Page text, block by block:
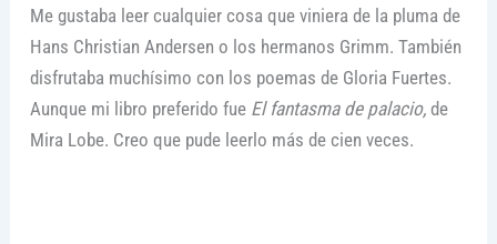
Me gustaba leer cualquier cosa que viniera de la pluma de
Hans Christian Andersen o los hermanos Grimm. También
disfrutaba muchísimo con los poemas de Gloria Fuertes.
Aunque mi libro preferido fue El fantasma de palacio, de
Mira Lobe. Creo que pude leerlo más de cien veces.